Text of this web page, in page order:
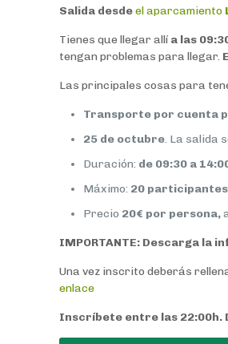
Salida desdeel aparcamiento
Tienes que llegar allí a las
tengan problemas para llegar.
Las principales cosas para
Transporte por cuenta
25 de octubre. La salida
Duración: de 09:30 a
Máximo: 20 participantes
Precio 20€ por persona,
IMPORTANTE: Descarga la
Una vez inscrito deberás
enlace
Inscríbete entre las 22:00h.